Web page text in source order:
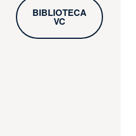
BIBLIOTECA
VC